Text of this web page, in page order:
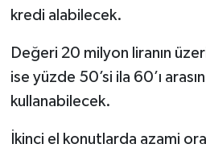
kredi alabilecek.
Değeri 20 milyon liranın
ise yüzde 50’si ila 60’ı
kullanabilecek.
İkinci el konutlarda azami